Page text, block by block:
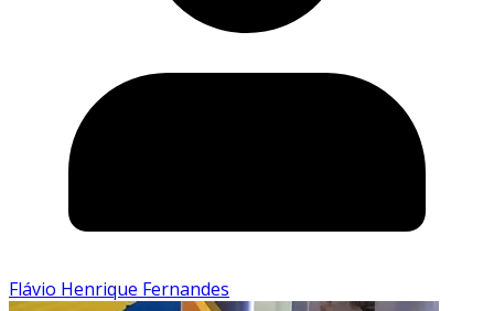
Flávio Henrique Fernandes